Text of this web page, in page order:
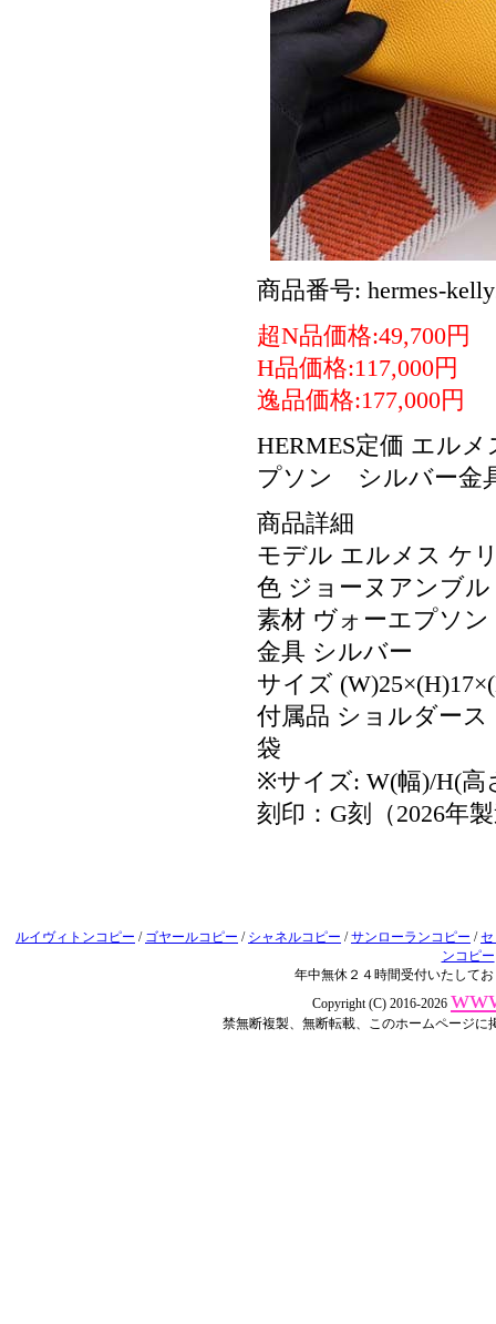
商品番号: hermes-
超N品価格:49,700円
H品価格:117,000円
逸品価格:177,000円
HERMES定価 エル
プソン シルバー金
商品詳細
モデル エルメス ケ
色 ジョーヌアンブル
素材 ヴォーエプソン
金具 シルバー
サイズ
付属品 ショルダー
袋
※サイズ: W(幅)/H(高
刻印：G刻（2026年
ルイヴィトンコピー / ゴヤールコピー / シャネルコピー /サンローランコピー /
ンコピー
年中無休２４時間受付いたして
Copyright (C) 2016-2026
禁無断複製、無断転載、このホームページ